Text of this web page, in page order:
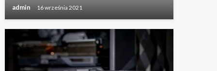
admin 16 września 2021